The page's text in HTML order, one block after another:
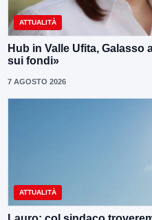
ATTUALITÀ
Hub in Valle Ufita, Galasso
sui fondi»
7 AGOSTO 2026
ATTUALITÀ